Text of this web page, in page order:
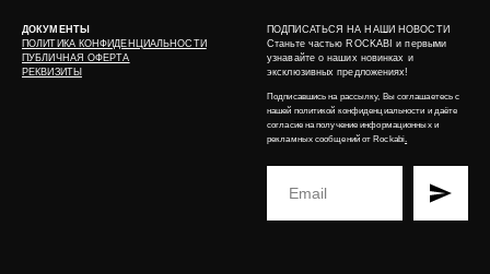
ДОКУМЕНТЫ
ПОЛИТИКА КОНФИДЕНЦИАЛЬНОСТИ
ПУБЛИЧНАЯ ОФЕРТА
РЕКВИЗИТЫ
ПОДПИСАТЬСЯ НА НАШИ НОВОСТИ
Станьте частью ROCKABI и первыми
узнавайте о наших новинках и
эксклюзивных предложениях!
Подписавшись на рассылку, Вы соглашаетесь с
нашей политикой конфиденциальности и даёте
согласие на получение информационных и
рекламных сообщений от Rockabi